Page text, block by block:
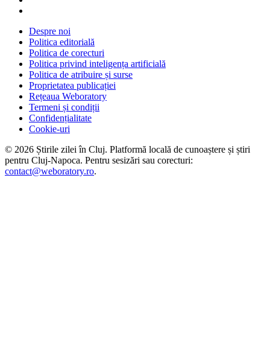
Despre noi
Politica editorială
Politica de corecturi
Politica privind inteligența artificială
Politica de atribuire și surse
Proprietatea publicației
Rețeaua Weboratory
Termeni și condiții
Confidențialitate
Cookie-uri
© 2026 Știrile zilei în Cluj. Platformă locală de cunoaștere și știri
pentru Cluj-Napoca. Pentru sesizări sau corecturi:
contact@weboratory.ro.